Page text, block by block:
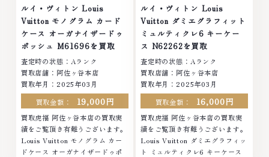
腕時計、多くのお品物の高価買取
りを実現しており、他店ではお値
段の付かなかったお品物でも、一
点一点丁寧に無料で査定します。
お気軽にご連絡ください。TEL:
0120-959-764営業時間: 10:00
～19:00定休日: 年中無休
買取りを実現しており、他店では
お値段の付かなかったお品物で
も、一点一点丁寧に無料で査定し
ます。お気軽にご連絡ください。
TEL: 0120-959-764営業時間:
10:00～19:00定休日: 年中無休
ルイ・ヴィトン Louis
Vuitton モノグラム カード
ケース オーガナイザードゥ
ポッシュ M61696を買取
査定時の状態：Aランク
買取店舗：阿佐ヶ谷本店
買取年月：2025年03月
買取金額：
19,000円
買取虎福 阿佐ヶ谷本店の買取実
績をご覧頂き有難うございます。
Louis Vuitton モノグラム カー
ドケース オーガナイザードゥポ
ルイ・ヴィトン Louis
Vuitton ダミエグラフィット
ミュルティクレ6 キーケー
ス N62262を買取
査定時の状態：Aランク
買取店舗：阿佐ヶ谷本店
買取年月：2025年03月
買取金額：
16,000円
買取虎福 阿佐ヶ谷本店の買取実
績をご覧頂き有難うございます。
Louis Vuitton ダミエグラフィッ
ト ミュルティクレ6 キーケース